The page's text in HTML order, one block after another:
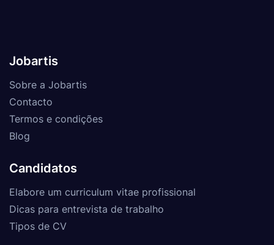
Jobartis
Sobre a Jobartis
Contacto
Termos e condições
Blog
Candidatos
Elabore um curriculum vitae profissional
Dicas para entrevista de trabalho
Tipos de CV